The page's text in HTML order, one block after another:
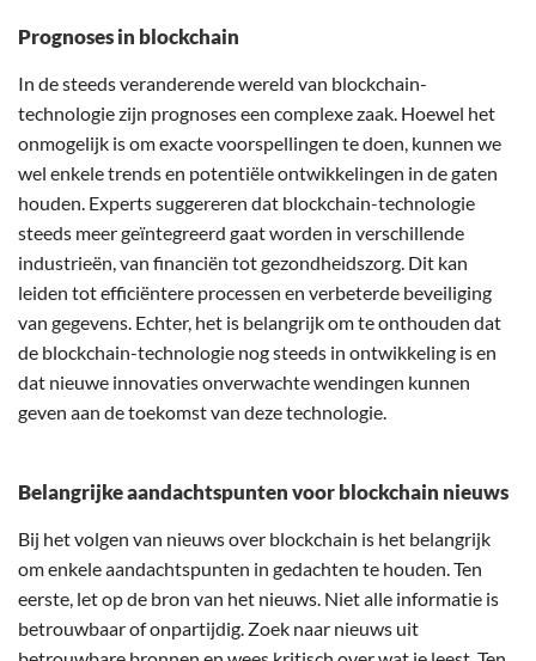
Prognoses in blockchain
In de steeds veranderende wereld van blockchain-
technologie zijn prognoses een complexe zaak. Hoewel het
onmogelijk is om exacte voorspellingen te doen, kunnen we
wel enkele trends en potentiële ontwikkelingen in de gaten
houden. Experts suggereren dat blockchain-technologie
steeds meer geïntegreerd gaat worden in verschillende
industrieën, van financiën tot gezondheidszorg. Dit kan
leiden tot efficiëntere processen en verbeterde beveiliging
van gegevens. Echter, het is belangrijk om te onthouden dat
de blockchain-technologie nog steeds in ontwikkeling is en
dat nieuwe innovaties onverwachte wendingen kunnen
geven aan de toekomst van deze technologie.
Belangrijke aandachtspunten voor blockchain nieuws
Bij het volgen van nieuws over blockchain is het belangrijk
om enkele aandachtspunten in gedachten te houden. Ten
eerste, let op de bron van het nieuws. Niet alle informatie is
betrouwbaar of onpartijdig. Zoek naar nieuws uit